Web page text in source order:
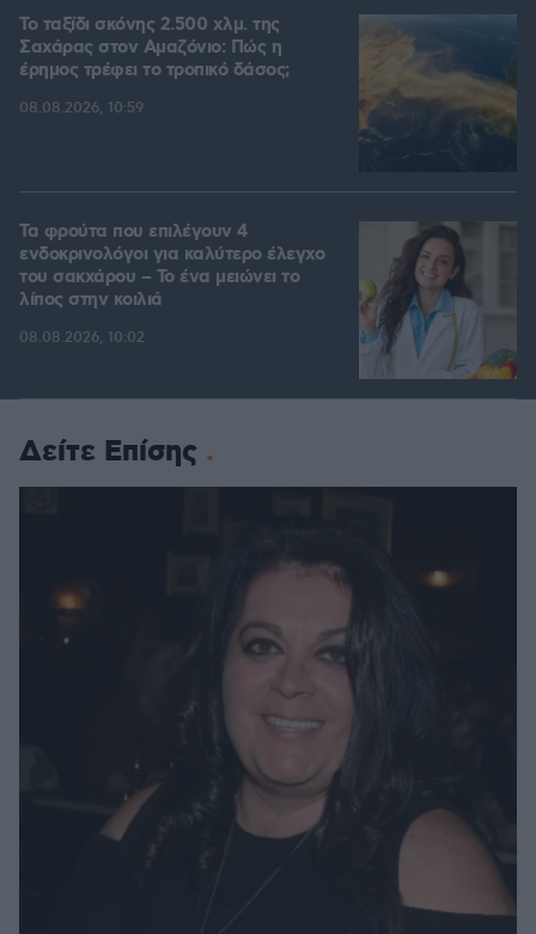
Το ταξίδι σκόνης 2.500 χλμ. της
Σαχάρας στον Αμαζόνιο: Πώς η
έρημος τρέφει το τροπικό δάσος;
08.08.2026, 10:59
Τα φρούτα που επιλέγουν 4
ενδοκρινολόγοι για καλύτερο έλεγχο
του σακχάρου – Το ένα μειώνει το
λίπος στην κοιλιά
08.08.2026, 10:02
Δείτε Επίσης